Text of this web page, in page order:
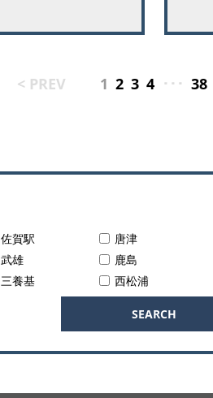
< PREV 1 2 3 4 ･･･ 38
佐賀駅
唐津
武雄
鹿島
三養基 西松浦